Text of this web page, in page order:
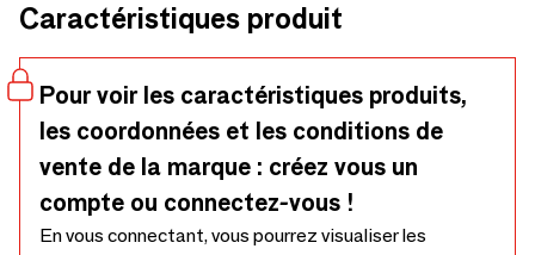
Caractéristiques produit
Pour voir les caractéristiques produits,
les coordonnées et les conditions de
vente de la marque : créez vous un
compte ou connectez-vous !
En vous connectant, vous pourrez visualiser les